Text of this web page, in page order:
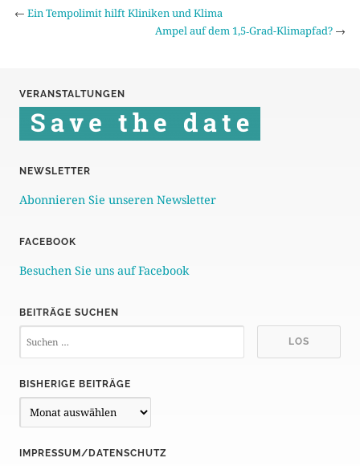
← Ein Tempolimit hilft Kliniken und Klima
Ampel auf dem 1,5‑Grad-Klimapfad? →
VERANSTALTUNGEN
NEWSLETTER
Abonnieren Sie unseren Newsletter
FACEBOOK
Besuchen Sie uns auf Facebook
BEITRÄGE SUCHEN
BISHERIGE BEITRÄGE
h
IMPRESSUM/DATENSCHUTZ